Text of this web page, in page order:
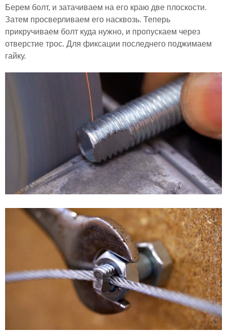
Берем болт, и затачиваем на его краю две плоскости.
Затем просверливаем его насквозь. Теперь
прикручиваем болт куда нужно, и пропускаем через
отверстие трос. Для фиксации последнего поджимаем
гайку.